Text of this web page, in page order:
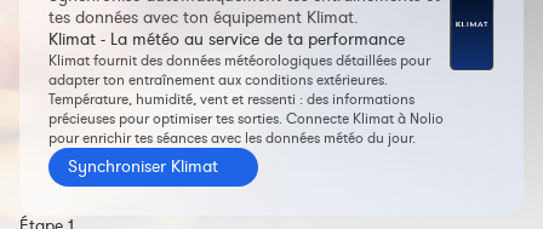
Clubs
Sportifs
Plus d'informations
Fonctionnalités
tes données avec ton équipement Klimat.
Klimat - La météo au service de ta performance
Klimat fournit des données météorologiques détaillées pour
adapter ton entraînement aux conditions extérieures.
Température, humidité, vent et ressenti : des informations
précieuses pour optimiser tes sorties. Connecte Klimat à Nolio
pour enrichir tes séances avec les données météo du jour.
Synchroniser Klimat